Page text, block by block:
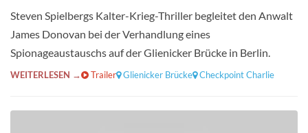
Steven Spielbergs Kalter-Krieg-Thriller begleitet den Anwalt
James Donovan bei der Verhandlung eines
Spionageaustauschs auf der Glienicker Brücke in Berlin.
WEITERLESEN → Trailer Glienicker Brücke Checkpoint Charlie